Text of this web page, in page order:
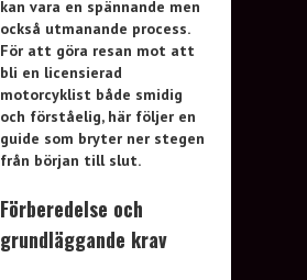
kan vara en spännande men
också utmanande process.
För att göra resan mot att
bli en licensierad
motorcyklist både smidig
och förståelig, här följer en
guide som bryter ner stegen
från början till slut.
Förberedelse och
grundläggande krav